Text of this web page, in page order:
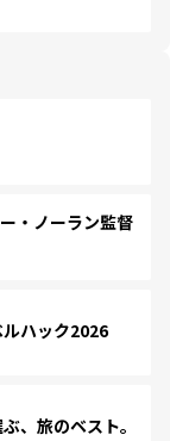
・ノーラン監督
ハック2026
、旅のベスト。